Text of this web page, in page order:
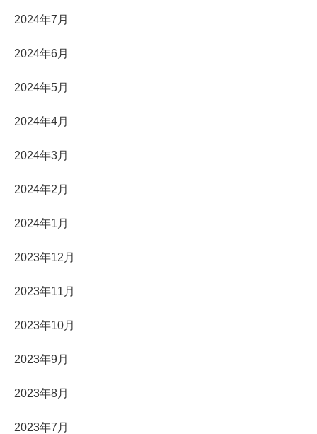
2024年7月
2024年6月
2024年5月
2024年4月
2024年3月
2024年2月
2024年1月
2023年12月
2023年11月
2023年10月
2023年9月
2023年8月
2023年7月